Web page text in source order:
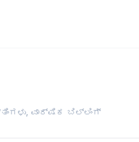
ವಾರ್ಷಿಕ ಬಿಲ್ಲಿಂಗ್